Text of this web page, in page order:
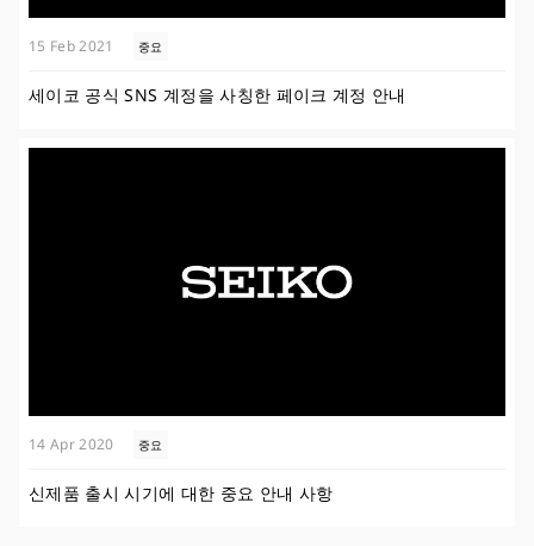
15 Feb 2021 중요
세이코 공식 SNS 계정을 사칭한 페이크 계정 안내
14 Apr 2020 중요
신제품 출시 시기에 대한 중요 안내 사항